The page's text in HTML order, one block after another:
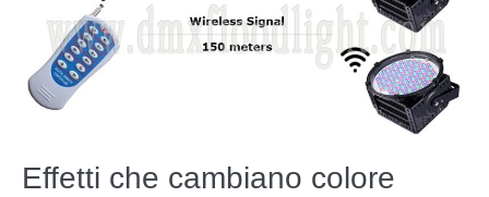
Effetti che cambiano colore